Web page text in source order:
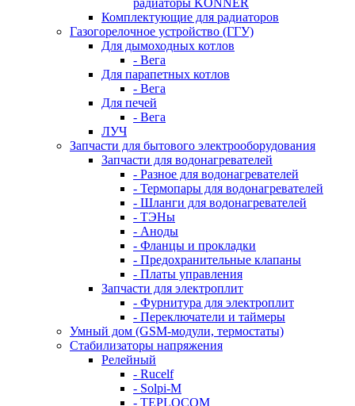
радиаторы KONNER
Комплектующие для радиаторов
Газогорелочное устройство (ГГУ)
Для дымоходных котлов
- Вега
Для парапетных котлов
- Вега
Для печей
- Вега
ЛУЧ
Запчасти для бытового электрооборудования
Запчасти для водонагревателей
- Разное для водонагревателей
- Термопары для водонагревателей
- Шланги для водонагревателей
- ТЭНы
- Аноды
- Фланцы и прокладки
- Предохранительные клапаны
- Платы управления
Запчасти для электроплит
- Фурнитура для электроплит
- Переключатели и таймеры
Умный дом (GSM-модули, термостаты)
Cтабилизаторы напряжения
Релейный
- Rucelf
- Solpi-M
- TEPLOCOM